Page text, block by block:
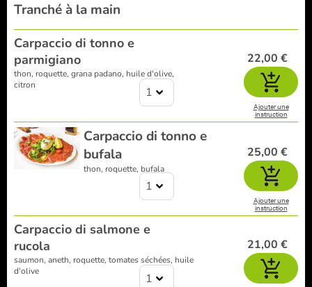
Tranché à la main
Carpaccio di tonno e
parmigiano
thon, roquette, grana padano, huile d'olive,
citron
1
22,00 €
Ajouter une
instruction
Carpaccio di tonno e
bufala
thon, roquette, bufala
1
25,00 €
Ajouter une
instruction
Carpaccio di salmone e
rucola
saumon, aneth, roquette, tomates séchées, huile
d'olive
1
21,00 €